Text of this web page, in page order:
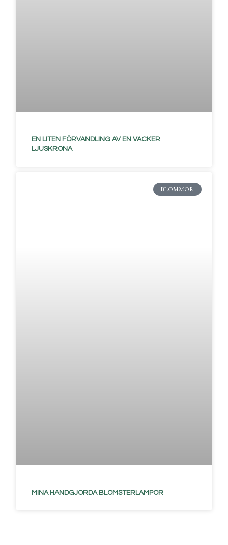
EN LITEN FÖRVANDLING AV EN VACKER
LJUSKRONA
BLOMMOR
MINA HANDGJORDA BLOMSTERLAMPOR